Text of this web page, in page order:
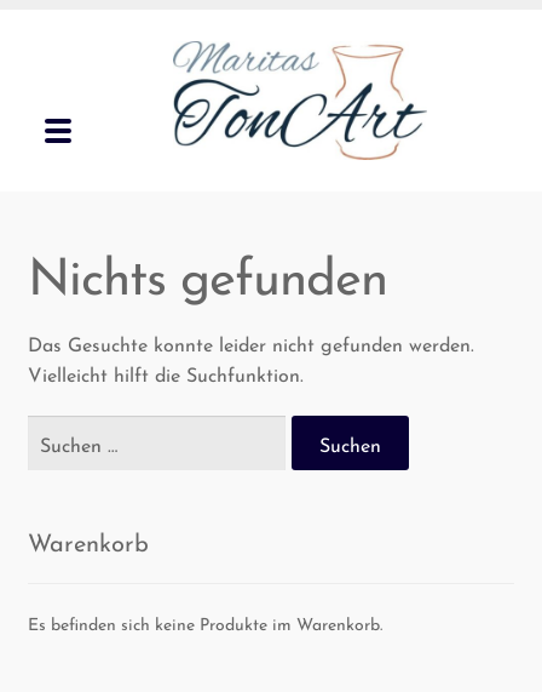
springen
springen
Geschirr
Klei­ne Geschenke
Kon­takt
Nichts gefunden
Das Gesuchte konnte leider nicht gefunden werden.
Vielleicht hilft die Suchfunktion.
Suchen
nach:
Waren­korb
Es befinden sich keine Produkte im Warenkorb.